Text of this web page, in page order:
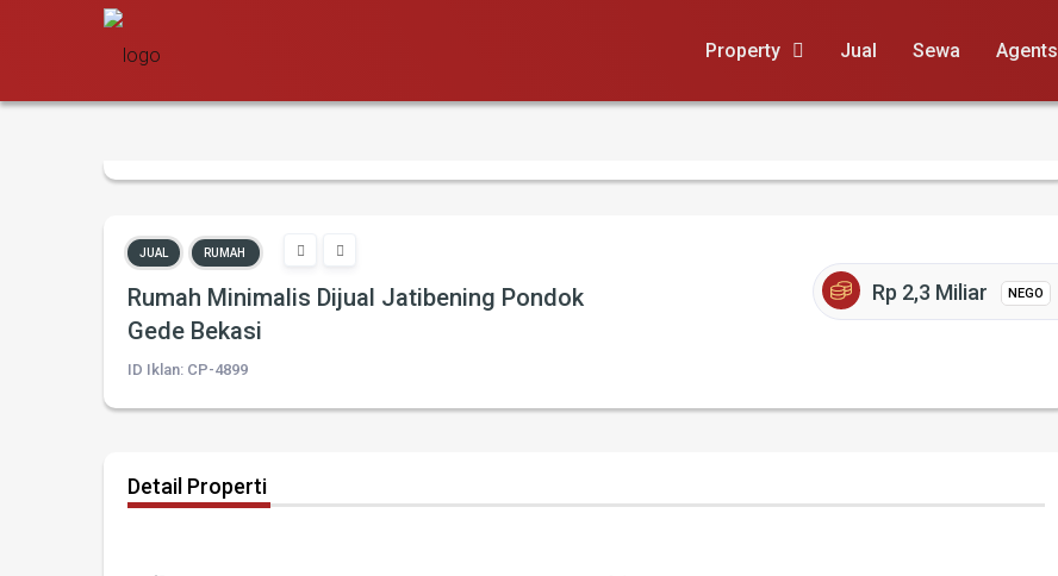
Property Jual Sewa Agents
JUAL RUMAH
Rumah Minimalis Dijual Jatibening Pondok
Gede Bekasi
ID Iklan: CP-4899
Rp 2,3 Miliar NEGO
Detail Properti